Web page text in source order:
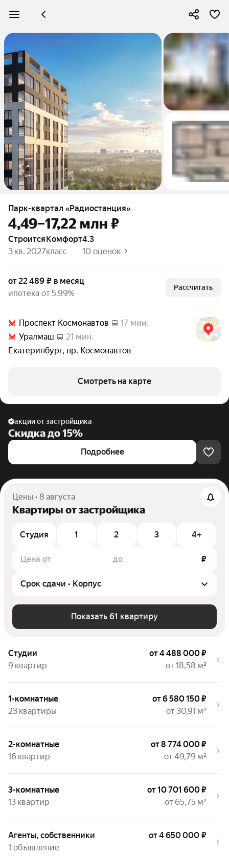
4
Парк-квартал «Радиостанция»
4,49–17,22 млн ₽
Строится
3 кв. 2027
комфорт
класс
4.3
10 оценок
от 22 489 ₽ в месяц
ипотека от 5.99%
Рассчитать
Проспект Космонавтов
17 мин.
Уралмаш
21 мин.
Екатеринбург, пр. Космонавтов
Смотреть на карте
акции от застройщика
Скидка до 15%
Подробнее
Цены • 8 августа
Квартиры от застройщика
Студия 1 2 3 4+
Цена от до ₽
Показать 61 квартиру
Студии
от 4 488 000 ₽
9 квартир
от 18,58 м²
1-комнатные
от 6 580 150 ₽
23 квартиры
от 30,91 м²
2-комнатные
от 8 774 000 ₽
16 квартир
от 49,79 м²
3-комнатные
от 10 701 600 ₽
13 квартир
от 65,75 м²
Агенты, собственники
1 объявление
от 4 650 000 ₽